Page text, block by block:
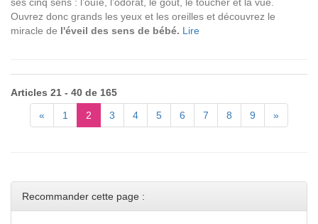
Ouvrez donc grands les yeux et les oreilles et découvrez le
miracle de l'éveil des sens de bébé. Lire
Articles 21 - 40 de 165
«
1 2 3 4 5 6 7 8 9 »
Recommander cette page :